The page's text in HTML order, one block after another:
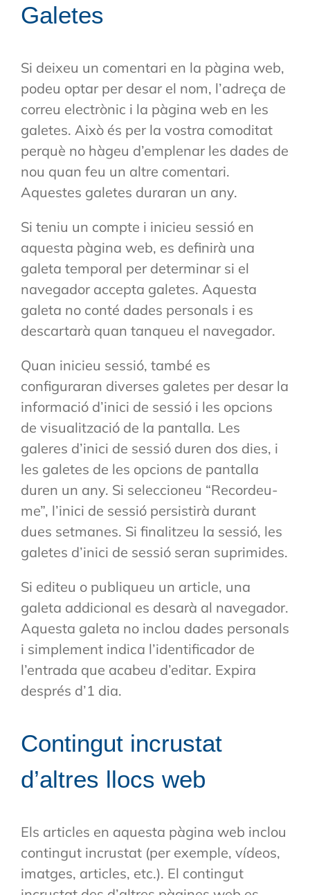
Galetes
Si deixeu un comentari en la pàgina web,
podeu optar per desar el nom, l’adreça de
correu electrònic i la pàgina web en les
galetes. Això és per la vostra comoditat
perquè no hàgeu d’emplenar les dades de
nou quan feu un altre comentari.
Aquestes galetes duraran un any.
Si teniu un compte i inicieu sessió en
aquesta pàgina web, es definirà una
galeta temporal per determinar si el
navegador accepta galetes. Aquesta
galeta no conté dades personals i es
descartarà quan tanqueu el navegador.
Quan inicieu sessió, també es
configuraran diverses galetes per desar la
informació d’inici de sessió i les opcions
de visualització de la pantalla. Les
galeres d’inici de sessió duren dos dies, i
les galetes de les opcions de pantalla
duren un any. Si seleccioneu “Recordeu-
me”, l’inici de sessió persistirà durant
dues setmanes. Si finalitzeu la sessió, les
galetes d’inici de sessió seran suprimides.
Si editeu o publiqueu un article, una
galeta addicional es desarà al navegador.
Aquesta galeta no inclou dades personals
i simplement indica l’identificador de
l’entrada que acabeu d’editar. Expira
després d’1 dia.
Contingut incrustat
d’altres llocs web
Els articles en aquesta pàgina web inclou
contingut incrustat (per exemple, vídeos,
imatges, articles, etc.). El contingut